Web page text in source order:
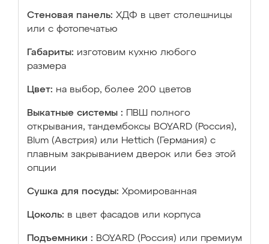
Стеновая панель: ХДФ в цвет столешницы
или с фотопечатью
Габариты: изготовим кухню любого
размера
Цвет: на выбор, более 200 цветов
Выкатные системы :
ПВШ полного
открывания, тандембоксы BOYARD (Россия),
Blum (Австрия) или Hettich (Германия) с
плавным закрыванием дверок или без этой
опции
Сушка для посуды: Хромированная
Цоколь: в цвет фасадов или корпуса
Подъемники : BOYARD (Россия) или премиум